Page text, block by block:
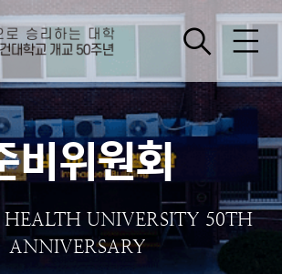
주년
모바
일메
뉴 열
기
검색
비위원회
UNIVERSITY 50TH
ANNIVERSARY